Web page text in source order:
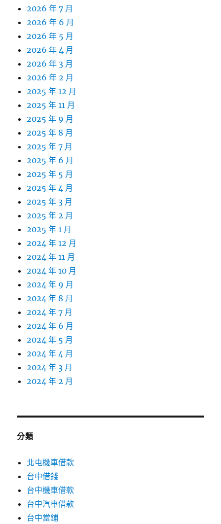
2026 年 7 月
2026 年 6 月
2026 年 5 月
2026 年 4 月
2026 年 3 月
2026 年 2 月
2025 年 12 月
2025 年 11 月
2025 年 9 月
2025 年 8 月
2025 年 7 月
2025 年 6 月
2025 年 5 月
2025 年 4 月
2025 年 3 月
2025 年 2 月
2025 年 1 月
2024 年 12 月
2024 年 11 月
2024 年 10 月
2024 年 9 月
2024 年 8 月
2024 年 7 月
2024 年 6 月
2024 年 5 月
2024 年 4 月
2024 年 3 月
2024 年 2 月
分類
北屯機車借款
台中借錢
台中機車借款
台中汽車借款
台中當鋪